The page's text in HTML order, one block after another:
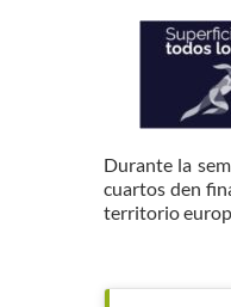
Durante la
cuartos den
territorio